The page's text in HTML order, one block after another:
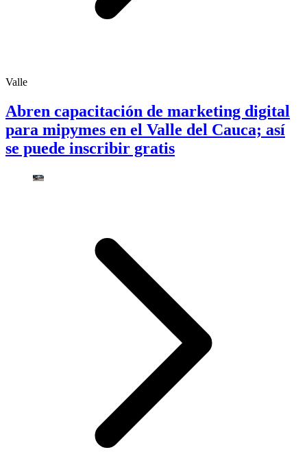
Valle
Abren capacitación de marketing digital
para mipymes en el Valle del Cauca; así
se puede inscribir gratis